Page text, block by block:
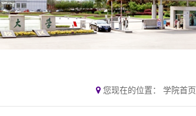
教工之家 研究生活动
您现在的位置： 学院首页